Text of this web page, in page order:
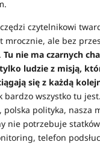
czytelnikowi
mrocznie, ale bez
Tu nie ma czarnych
ludzie z misją,
się z każdą
bardzo wszystko tu
polska polityka, nasza
nie potrzebuje
telefon